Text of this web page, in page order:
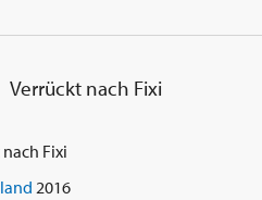
Verrückt nach Fixi
Fixi
2016